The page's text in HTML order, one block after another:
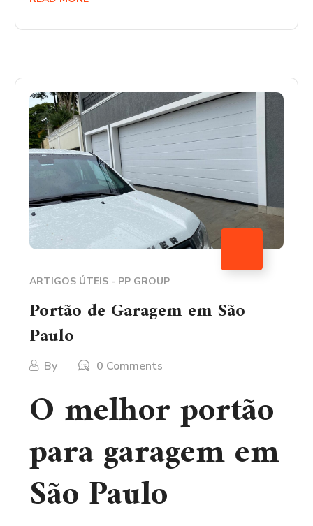
ARTIGOS ÚTEIS - PP GROUP
Portão de Garagem em São
Paulo
By 0 Comments
O melhor portão
para garagem em
São Paulo